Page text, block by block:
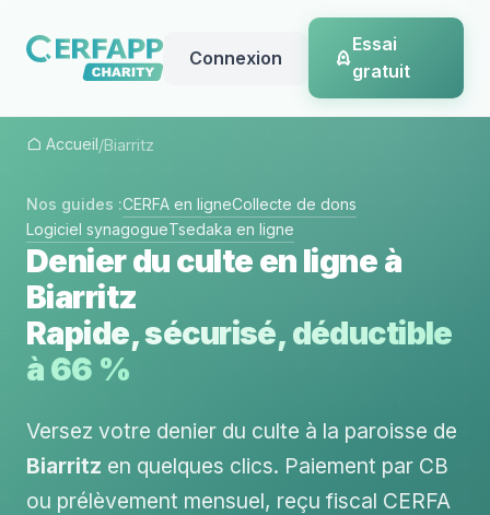
Connexion
Essai
gratuit
Accueil/Biarritz
Nos guides :CERFA en ligneCollecte de dons
Logiciel synagogueTsedaka en ligne
Denier du culte en ligne à
Biarritz
Rapide, sécurisé, déductible
à 66 %
Versez votre denier du culte à la paroisse de
Biarritz en quelques clics. Paiement par CB
ou prélèvement mensuel, reçu fiscal CERFA